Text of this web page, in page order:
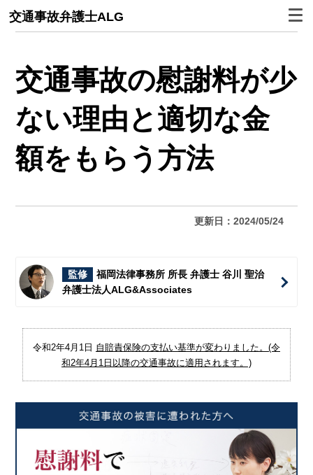
交通事故弁護士ALG
交通事故の慰謝料が少
ない理由と適切な金
額をもらう方法
更新日：2024/05/24
監修
福岡法律事務所 所長 弁護士 谷川 聖治
弁護士法人ALG&Associates
令和2年4月1日 自賠責保険の支払い基準が変わりました。(令
和2年4月1日以降の交通事故に適用されます。)